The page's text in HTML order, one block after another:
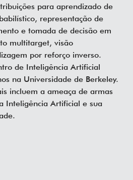
para aprendizado de
representação de
e tomada de decisão em
multitarget, visão
por reforço inverso.
de Inteligência Artificial
na Universidade de Berkeley.
incluem a ameaça de armas
Inteligência Artificial e sua